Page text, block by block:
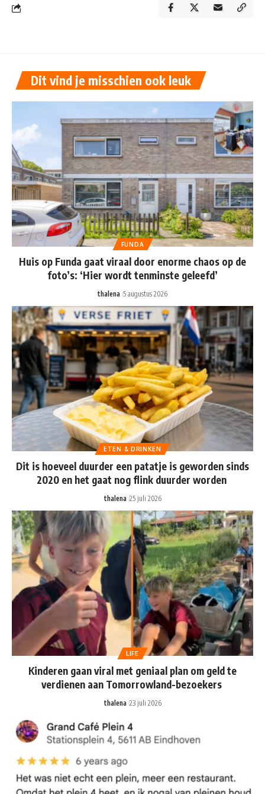
Dit vind je misschien ook leuk
FUNDA
Huis op Funda gaat viraal door enorme chaos op de
foto’s: ‘Hier wordt tenminste geleefd’
thalena 5 augustus 2026
ETEN & DRINKEN
Dit is hoeveel duurder een patatje is geworden sinds
2020 en het gaat nog flink duurder worden
thalena 25 juli 2026
LIFE
Kinderen gaan viral met geniaal plan om geld te
verdienen aan Tomorrowland-bezoekers
thalena 23 juli 2026